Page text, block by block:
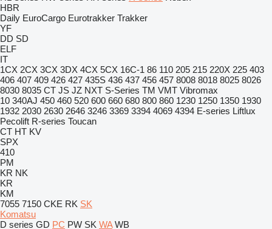
HBR
Daily EuroCargo Eurotrakker Trakker
YF
DD SD
ELF
IT
1CX 2CX 3CX 3DX 4CX 5CX 16C-1 86 110 205 215 220X 225 403
406 407 409 426 427 435S 436 437 456 457 8008 8018 8025 8026
8030 8035 CT JS JZ NXT S-Series TM VMT Vibromax
10 340AJ 450 460 520 600 660 680 800 860 1230 1250 1350 1930
1932 2030 2630 2646 3246 3369 3394 4069 4394 E-series Liftlux
Pecolift R-series Toucan
CT HT KV
SPX
410
PM
KR NK
KR
KM
7055 7150 CKE RK SK
Komatsu
D series GD PC PW SK WA WB